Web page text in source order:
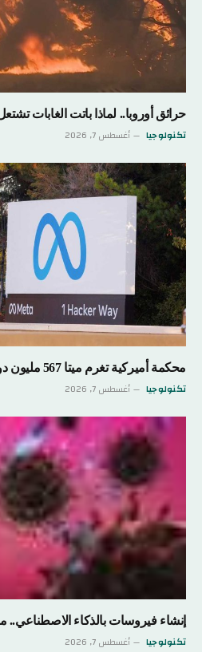
حرائق أوروبا.. لماذا باتت الغابات
تكنولوجيا أغسطس 7, 2026
محكمة أميركية تغرم ميتا 567 مليون دولار بسبب الأطفال
تكنولوجيا أغسطس 7, 2026
إنشاء فيروسات بالذكاء
تكنولوجيا أغسطس 7, 2026